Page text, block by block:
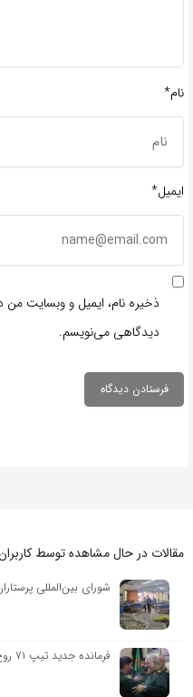
نام*
ایمیل*
ذخیره نام، ایمیل و وبسایت من
دیدگاهی می‌نویسم.
مقالات در حال مشاهده توسط
شورای بین‌المللی
فرمانده جدید تیپ ۷۱ روح الله استان مرکزی معرفی شد